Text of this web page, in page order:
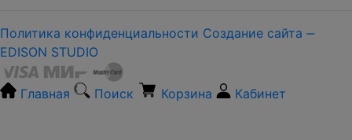
Политика конфиденциальности Создание сайта ‒
EDISON STUDIO
Главная Поиск Корзина Кабинет